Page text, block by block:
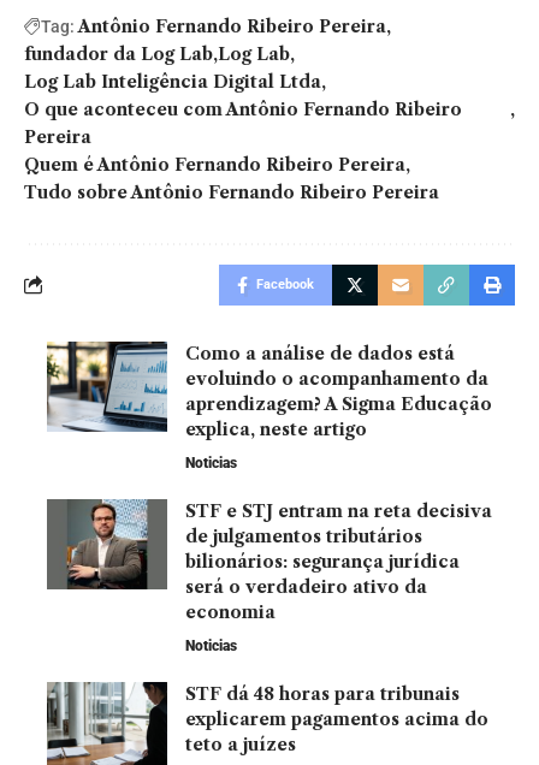
Tag: Antônio Fernando Ribeiro Pereira
fundador da Log Lab Log Lab
Log Lab Inteligência Digital Ltda
O que aconteceu com Antônio Fernando Ribeiro
Pereira
Quem é Antônio Fernando Ribeiro Pereira
Tudo sobre Antônio Fernando Ribeiro Pereira
Facebook
Como a análise de dados está
evoluindo o acompanhamento da
aprendizagem? A Sigma Educação
explica, neste artigo
Noticias
STF e STJ entram na reta decisiva
de julgamentos tributários
bilionários: segurança jurídica
será o verdadeiro ativo da
economia
Noticias
STF dá 48 horas para tribunais
explicarem pagamentos acima do
teto a juízes